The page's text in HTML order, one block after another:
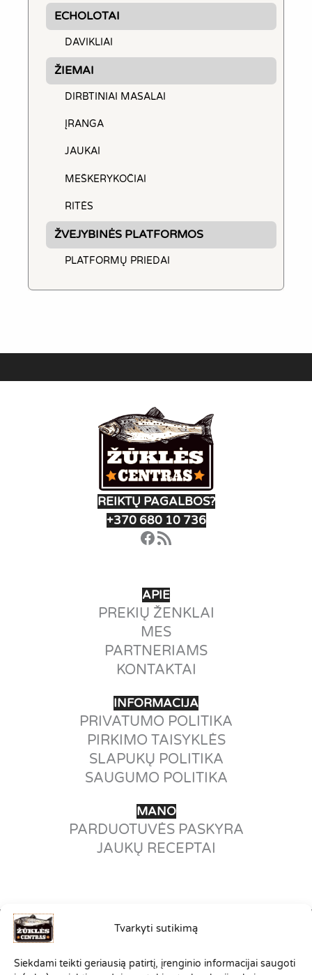
Tvarkyti sutikimą
Siekdami teikti geriausią patirtį, įrenginio informacijai saugoti
ECHOLOTAI
DAVIKLIAI
ŽIEMAI
DIRBTINIAI MASALAI
ĮRANGA
JAUKAI
MEŠKERYKOČIAI
RITĖS
ŽVEJYBINĖS PLATFORMOS
PLATFORMŲ PRIEDAI
REIKTŲ PAGALBOS?
+370 680 10 736
Facebook
RSS Feed
APIE
PREKIŲ ŽENKLAI
MES
PARTNERIAMS
KONTAKTAI
INFORMACIJA
PRIVATUMO POLITIKA
PIRKIMO TAISYKLĖS
SLAPUKŲ POLITIKA
SAUGUMO POLITIKA
MANO
PARDUOTUVĖS PASKYRA
JAUKŲ RECEPTAI
VISOS TEISĖS SAUGOMOS.